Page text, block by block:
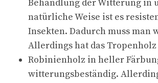
Behandlung der Witterung in
natürliche Weise ist es
Insekten. Dadurch muss man
Allerdings hat das
Robinienholz in heller
witterungsbeständig.